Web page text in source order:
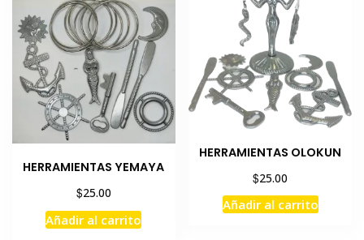
HERRAMIENTAS YEMAYA
$25.00
Añadir al carrito
HERRAMIENTAS OLOKUN
$25.00
Añadir al carrito